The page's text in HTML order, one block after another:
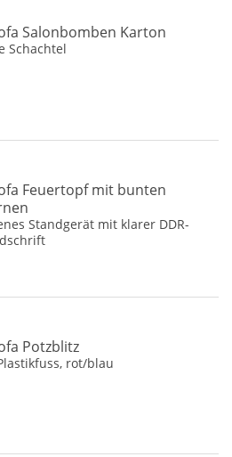
Salonbomben Karton
Schachtel
Feuertopf mit bunten
Standgerät mit klarer DDR-
Potzblitz
rot/blau